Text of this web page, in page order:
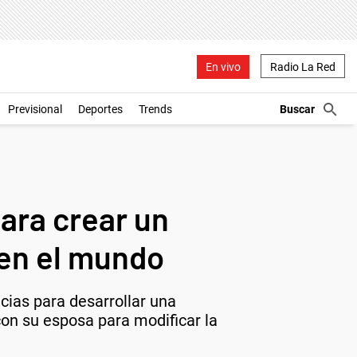
En vivo Radio La Red
Previsional Deportes Trends
crear un
el mundo
para desarrollar una
su esposa para modificar la